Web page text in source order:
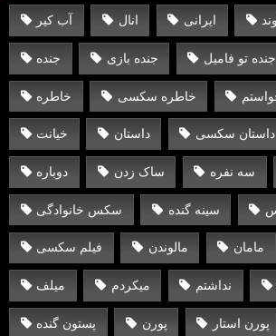
آب کیر انال ایرانی
جنده جنده بازی جنده تو فامیل
خاطره خاطره سکسی
خیانت داستان داستان سکسی
دوباره ساک زدن سه نفره
سکس خانوادگی سینه گنده
فیلم سکسی مالوندن مامان
میلف میکردم نداشتم
پستون گنده پورن پورن استار